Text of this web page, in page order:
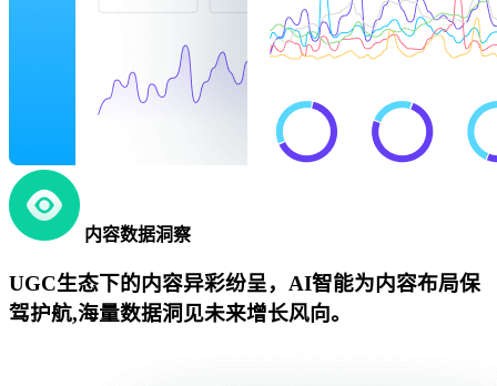
内容数据洞察
UGC生态下的内容异彩纷呈，AI智能为内容布局保
驾护航,海量数据洞见未来增长风向。